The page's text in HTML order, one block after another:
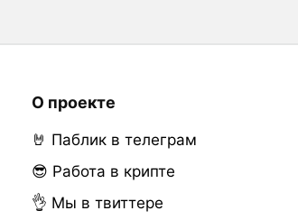
О проекте
🤘 Паблик в телеграм
😎 Работа в крипте
👌 Мы в твиттере